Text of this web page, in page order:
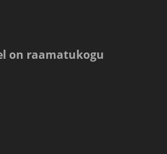
on raamatukogu